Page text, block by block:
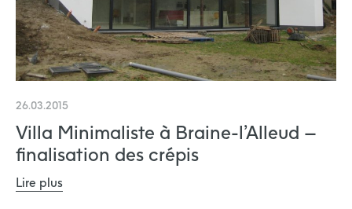
26.03.2015
Villa Minimaliste à Braine-l’Alleud –
finalisation des crépis
Lire plus